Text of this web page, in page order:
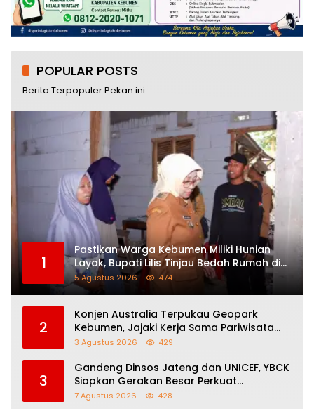
POPULAR POSTS
Berita Terpopuler Pekan ini
1
Pastikan Warga Kebumen Miliki Hunian
Layak, Bupati Lilis Tinjau Bedah Rumah di
Tiga Lokasi
5 Agustus 2026 474
2
Konjen Australia Terpukau Geopark
Kebumen, Jajaki Kerja Sama Pariwisata
hingga Pendidikan
3 Agustus 2026 429
3
Gandeng Dinsos Jateng dan UNICEF, YBCK
Siapkan Gerakan Besar Perkuat
Pengasuhan Anak dan Ketahanan
7 Agustus 2026 428